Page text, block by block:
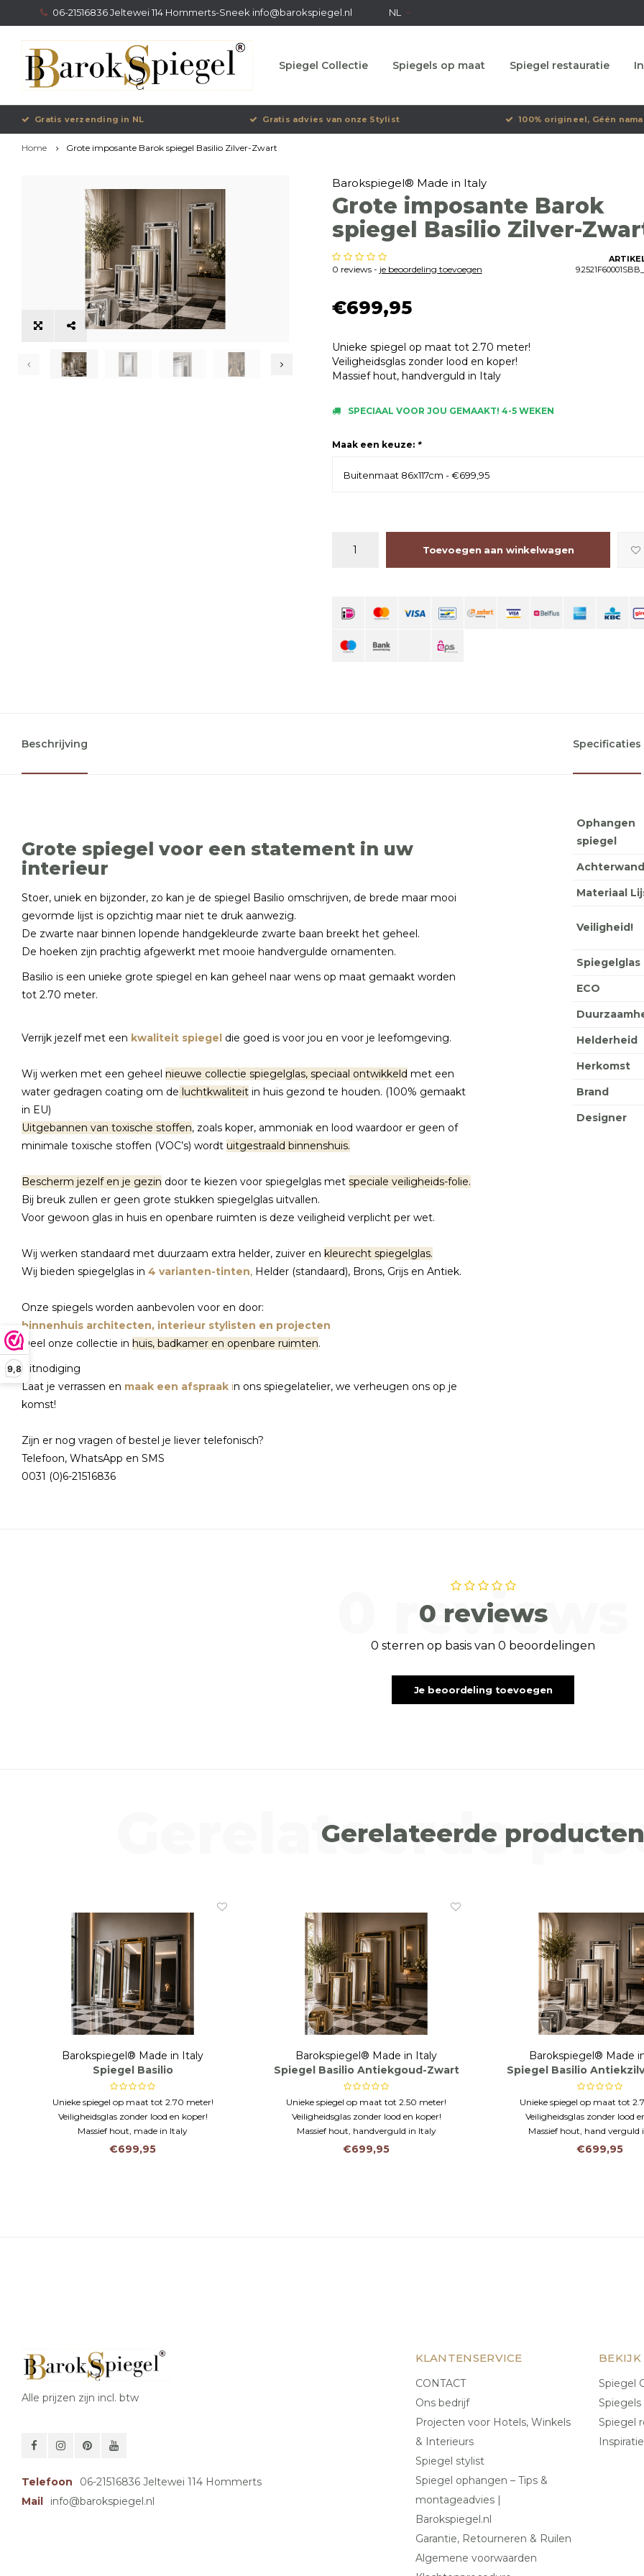
9,8
06-21516836 Jeltewei 114 Hommerts-Sneek info@barokspiegel.nl NL
Spiegel Collectie Spiegels op maat Spiegel restauratie
Gratis verzending in NL Gratis advies van onze Stylist 100% origineel, Géén
Home Grote imposante Barok spiegel Basilio Zilver-Zwart
Barokspiegel® Made in Italy
Grote imposante Barok
spiegel Basilio Zilver-
0 reviews - je beoordeling toevoegen
€699,95
Unieke spiegel op maat tot 2.70 meter!
Veiligheidsglas zonder lood en koper!
Massief hout, handverguld in Italy
SPECIAAL VOOR JOU GEMAAKT! 4-5 WEKEN
Maak een keuze: *
Buitenmaat 86x117cm - €699,95
Toevoegen aan winkelwagen
Beschrijving Specificaties
Grote spiegel voor een statement in uw
interieur
Stoer, uniek en bijzonder, zo kan je de spiegel Basilio omschrijven, de brede maar mooi
gevormde lijst is opzichtig maar niet te druk aanwezig.
De zwarte naar binnen lopende handgekleurde zwarte baan breekt het geheel.
De hoeken zijn prachtig afgewerkt met mooie handvergulde ornamenten.
Basilio is een unieke grote spiegel en kan geheel naar wens op maat gemaakt worden
tot 2.70 meter.
Verrijk jezelf met een kwaliteit spiegel die goed is voor jou en voor je leefomgeving.
Wij werken met een geheel nieuwe collectie spiegelglas, speciaal ontwikkeld met een
water gedragen coating om de luchtkwaliteit in huis gezond te houden. (100% gemaakt
in EU)
Uitgebannen van toxische stoffen, zoals koper, ammoniak en lood waardoor er geen of
minimale toxische stoffen (VOC’s) wordt uitgestraald binnenshuis.
Bescherm jezelf en je gezin door te kiezen voor spiegelglas met speciale veiligheids-folie.
Bij breuk zullen er geen grote stukken spiegelglas uitvallen.
Voor gewoon glas in huis en openbare ruimten is deze veiligheid verplicht per wet.
Wij werken standaard met duurzaam extra helder, zuiver en kleurecht spiegelglas.
Wij bieden spiegelglas in 4 varianten-tinten, Helder (standaard), Brons, Grijs en Antiek.
Onze spiegels worden aanbevolen voor en door:
binnenhuis architecten, interieur stylisten en projecten
Deel onze collectie in huis, badkamer en openbare ruimten.
Uitnodiging
Laat je verrassen en maak een afspraak in ons spiegelatelier, we verheugen ons op je
komst!
Zijn er nog vragen of bestel je liever telefonisch?
Telefoon, WhatsApp en SMS
0031 (0)6-21516836
Ophangen
spiegel
Achterwand
Materiaal
Veiligheid!
Spiegelglas
ECO
Helderheid
Herkomst
Brand
Designer
0 reviews
0 reviews
0 sterren op basis van 0 beoordelingen
Je beoordeling toevoegen
Gerelateerde producten
Gerelateerde
Barokspiegel® Made in Italy
Spiegel Basilio
Unieke spiegel op maat tot 2.70 meter!
Veiligheidsglas zonder lood en koper!
Massief hout, made in Italy
€699,95
Barokspiegel® Made in Italy
Spiegel Basilio Antiekgoud-Zwart
Unieke spiegel op maat tot 2.50 meter!
Veiligheidsglas zonder lood en koper!
Massief hout, handverguld in Italy
€699,95
Barokspiegel® Made
Spiegel Basilio
Unieke spiegel op maat tot
Veiligheidsglas zonder lood
Massief hout, hand verguld
€699,95
Alle prijzen zijn incl. btw
Telefoon
06-21516836 Jeltewei 114 Hommerts
Mail
info@barokspiegel.nl
KLANTENSERVICE
CONTACT
Ons bedrijf
Projecten voor Hotels, Winkels
& Interieurs
Spiegel stylist
Spiegel ophangen – Tips &
montageadvies |
Barokspiegel.nl
Garantie, Retourneren & Ruilen
Algemene voorwaarden
BEKIJK
Spiegel
Spiegel